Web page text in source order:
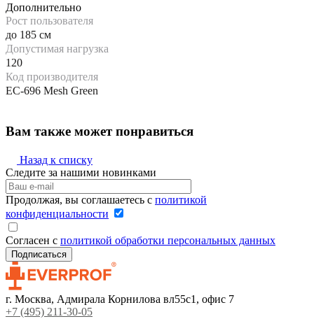
Дополнительно
Рост пользователя
до 185 см
Допустимая нагрузка
120
Код производителя
EC-696 Mesh Green
Вам также может понравиться
Назад к списку
Следите за нашими новинками
Продолжая, вы соглашаетесь с политикой
конфиденциальности
Согласен с политикой обработки персональных данных
г. Москва, Адмирала Корнилова вл55с1, офис 7
+7 (495) 211-30-05